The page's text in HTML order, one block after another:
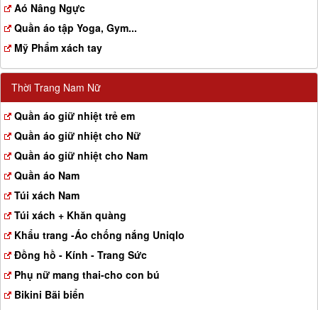
Aó Nâng Ngực
Quần áo tập Yoga, Gym...
Mỹ Phẩm xách tay
Thời Trang Nam Nữ
Quần áo giữ nhiệt trẻ em
Quần áo giữ nhiệt cho Nữ
Quần áo giữ nhiệt cho Nam
Quần áo Nam
Túi xách Nam
Túi xách + Khăn quàng
Khẩu trang -Áo chống nắng Uniqlo
Đồng hồ - Kính - Trang Sức
Phụ nữ mang thai-cho con bú
Bikini Bãi biển